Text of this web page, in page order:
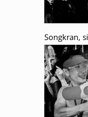
Songkran,